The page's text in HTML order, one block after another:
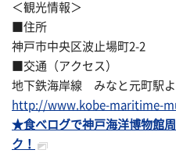
＜観光情報＞
■住所
神戸市中央区波止場町2-2
■交通（アクセス）
地下鉄海岸線 みなと元町駅
http://www.kobe-maritime-
★食べログで神戸海洋博物館
ク！